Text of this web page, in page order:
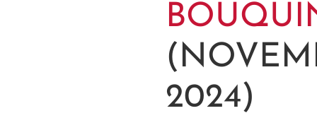
2024)